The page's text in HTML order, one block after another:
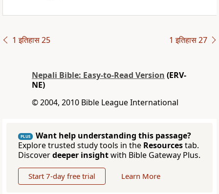
1 इतिहास 25 1 इतिहास 27
Nepali Bible: Easy-to-Read Version (ERV-
NE)
© 2004, 2010 Bible League International
PLUS
Want help understanding this passage?
Explore trusted study tools in the Resourcestab.
Discoverdeeper insightwith Bible Gateway Plus.
Start 7-day free trial Learn More